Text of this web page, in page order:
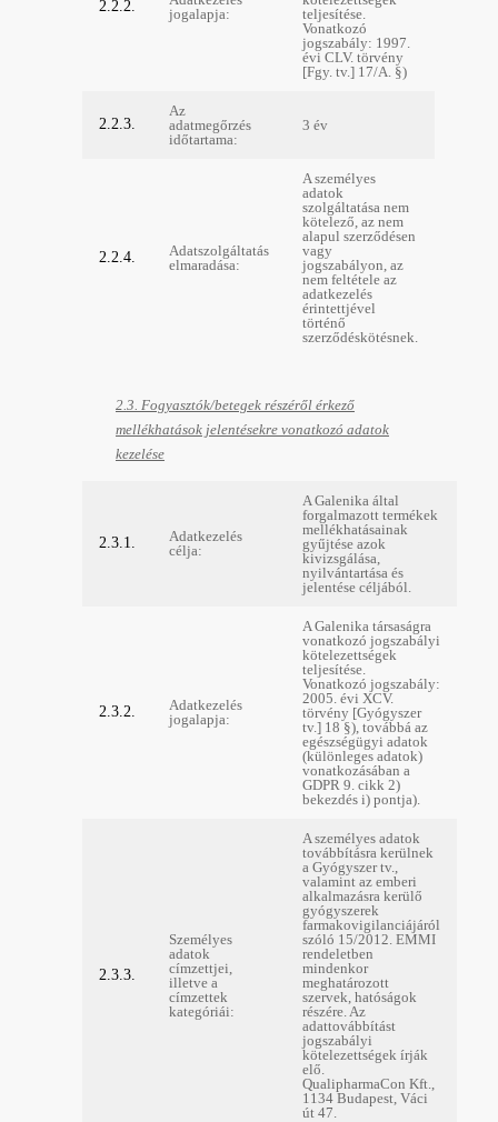
2.2.2.
jogalapja:
teljesítése.
Vonatkozó
jogszabály: 1997.
évi CLV. törvény
[Fgy. tv.] 17/A. §)
2.2.3.
Az
adatmegőrzés
időtartama:
3 év
2.2.4.
Adatszolgáltatás
elmaradása:
A személyes
adatok
szolgáltatása nem
kötelező, az nem
alapul szerződésen
vagy
jogszabályon, az
nem feltétele az
adatkezelés
érintettjével
történő
szerződéskötésnek.
2.3. Fogyasztók/betegek részéről érkező
mellékhatások jelentésekre vonatkozó adatok
kezelése
2.3.1.
Adatkezelés
célja:
A Galenika által
forgalmazott termékek
mellékhatásainak
gyűjtése azok
kivizsgálása,
nyilvántartása és
jelentése céljából.
2.3.2.
Adatkezelés
jogalapja:
A Galenika társaságra
vonatkozó jogszabályi
kötelezettségek
teljesítése.
Vonatkozó jogszabály:
2005. évi XCV.
törvény [Gyógyszer
tv.] 18 §), továbbá az
egészségügyi adatok
(különleges adatok)
vonatkozásában a
GDPR 9. cikk 2)
bekezdés i) pontja).
2.3.3.
Személyes
adatok
címzettjei,
illetve a
címzettek
kategóriái:
A személyes adatok
továbbításra kerülnek
a Gyógyszer tv.,
valamint az emberi
alkalmazásra kerülő
gyógyszerek
farmakovigilanciájáról
szóló 15/2012. EMMI
rendeletben
mindenkor
meghatározott
szervek, hatóságok
részére. Az
adattovábbítást
jogszabályi
kötelezettségek írják
elő.
QualipharmaCon Kft.,
1134 Budapest, Váci
út 47.